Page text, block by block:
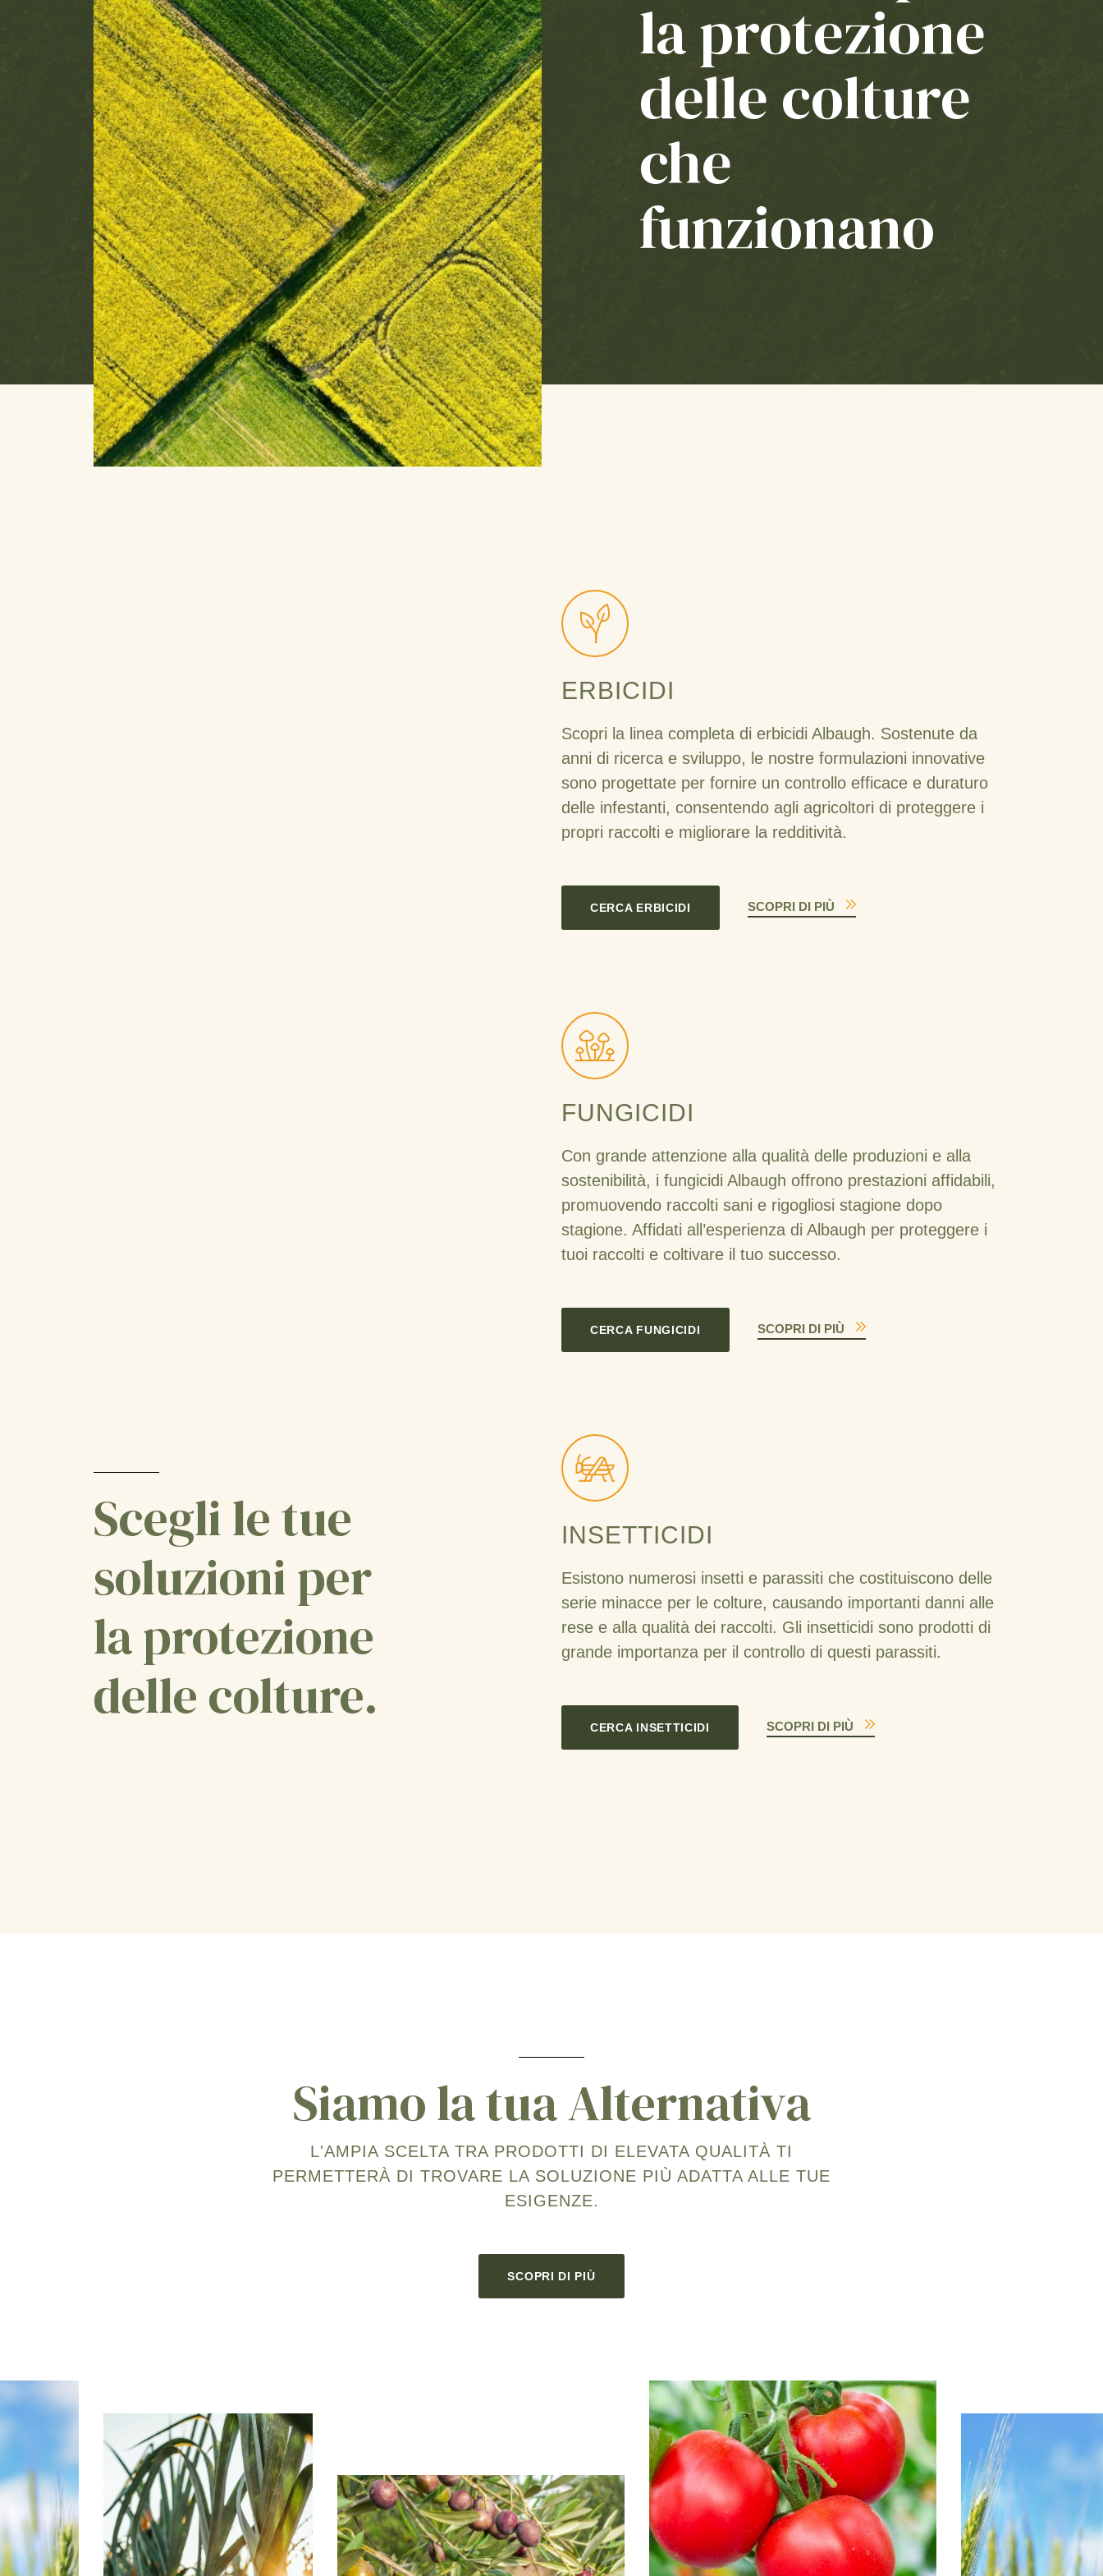
la protezione
delle colture
che
funzionano
Scegli le tue
soluzioni per
la protezione
delle colture.
ERBICIDI
Scopri la linea completa di erbicidi Albaugh. Sostenute da
anni di ricerca e sviluppo, le nostre formulazioni innovative
sono progettate per fornire un controllo efficace e duraturo
delle infestanti, consentendo agli agricoltori di proteggere i
propri raccolti e migliorare la redditività.
CERCA ERBICIDI SCOPRI DI PIÙ
FUNGICIDI
Con grande attenzione alla qualità delle produzioni e alla
sostenibilità, i fungicidi Albaugh offrono prestazioni affidabili,
promuovendo raccolti sani e rigogliosi stagione dopo
stagione. Affidati all’esperienza di Albaugh per proteggere i
tuoi raccolti e coltivare il tuo successo.
CERCA FUNGICIDI SCOPRI DI PIÙ
INSETTICIDI
Esistono numerosi insetti e parassiti che costituiscono delle
serie minacce per le colture, causando importanti danni alle
rese e alla qualità dei raccolti. Gli insetticidi sono prodotti di
grande importanza per il controllo di questi parassiti.
CERCA INSETTICIDI SCOPRI DI PIÙ
Siamo la tua Alternativa
L'AMPIA SCELTA TRA PRODOTTI DI ELEVATA QUALITÀ TI
PERMETTERÀ DI TROVARE LA SOLUZIONE PIÙ ADATTA ALLE TUE
ESIGENZE.
SCOPRI DI PIÙ